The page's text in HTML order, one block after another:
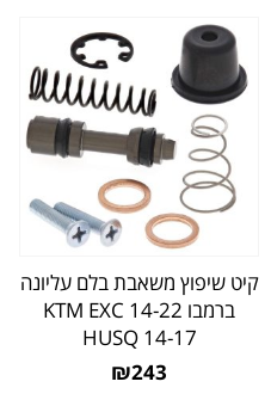
קיט שיפוץ משאבת בלם עליונה
ברמבו KTM EXC 14-22
HUSQ 14-17
₪243